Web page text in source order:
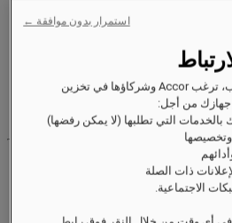
على مواقع Raffles على الويب، ترغب Accor وشركاؤها في تخزين
جهازك من أجل:
التي تطلبها (لا يمكن رفضها)
ذات الصلة
الاجتماعية.
استمرار بدون موافقة ←